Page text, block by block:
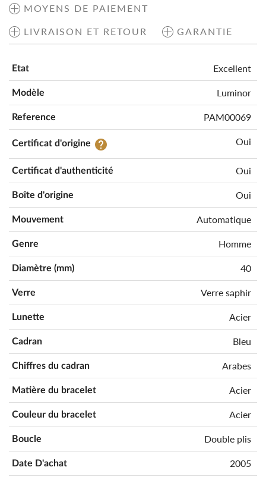
MOYENS DE PAIEMENT
LIVRAISON ET RETOUR GARANTIE
Etat Excellent
Modèle Luminor
Reference PAM00069
Certificat d'origine help Oui
Certificat d'authenticité Oui
Boîte d'origine Oui
Mouvement Automatique
Genre Homme
Diamètre (mm) 40
Verre Verre saphir
Lunette Acier
Cadran Bleu
Chiffres du cadran Arabes
Matière du bracelet Acier
Couleur du bracelet Acier
Boucle Double plis
Date D'achat 2005